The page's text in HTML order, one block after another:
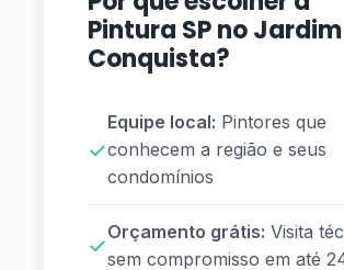
Pintura SP no
Conquista?
✓
Equipe local: Pintores que
conhecem a região e seus
condomínios
✓
Orçamento grátis: Visita
sem compromisso em até